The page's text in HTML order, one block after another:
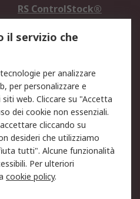
RS ControlStock®
Informativa Privacy -
Aggiornata
Termini d'uso
Condizioni generali di
servizio
il servizio che
per analizzare
per personalizzare e
web. Cliccare su "Accetta
dei cookie non essenziali.
cliccando su
desideri che utilizziamo
tutti". Alcune funzionalità
Per ulteriori
cookie policy.